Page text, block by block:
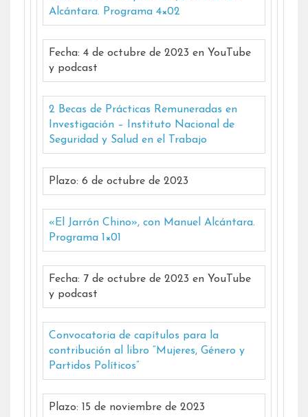
Alcántara. Programa 4×02
Fecha: 4 de octubre de 2023 en YouTube
y podcast
2 Becas de Prácticas Remuneradas en
Investigación – Instituto Nacional de
Seguridad y Salud en el Trabajo
Plazo: 6 de octubre de 2023
«El Jarrón Chino», con Manuel Alcántara.
Programa 1×01
Fecha: 7 de octubre de 2023 en YouTube
y podcast
Convocatoria de capítulos para la
contribución al libro “Mujeres, Género y
Partidos Políticos”
Plazo: 15 de noviembre de 2023